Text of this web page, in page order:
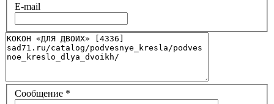
E-mail
Сообщение *